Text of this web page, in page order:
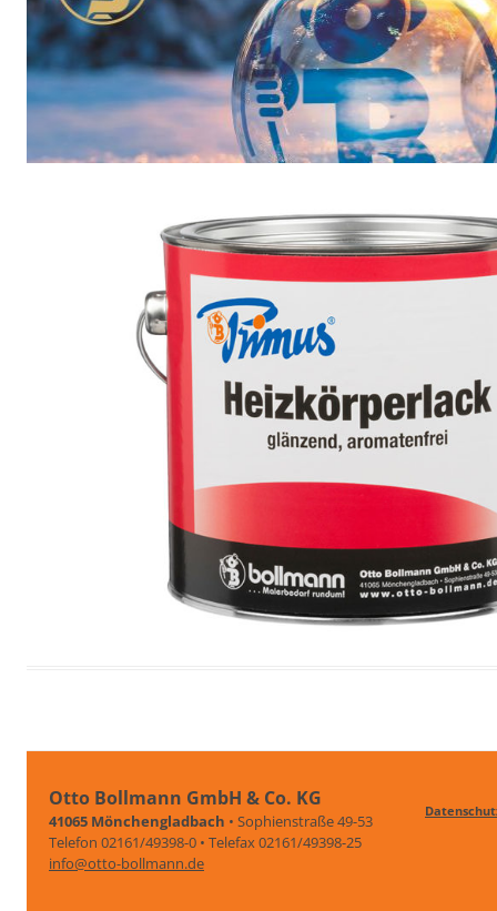
Otto Bollmann GmbH & Co. KG
41065 Mönchengladbach • Sophienstraße 49-53
Telefon 02161/49398-0 • Telefax 02161/49398-25
info@otto-bollmann.de